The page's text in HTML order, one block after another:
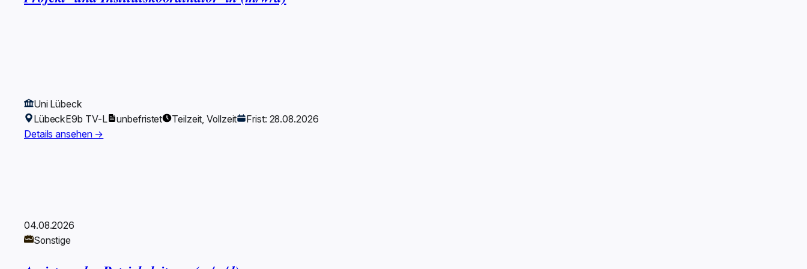
Uni Lübeck
Lübeck E9b TV-L unbefristet Teilzeit, Vollzeit
Frist: 28.08.2026
Details ansehen →
04.08.2026
Sonstige